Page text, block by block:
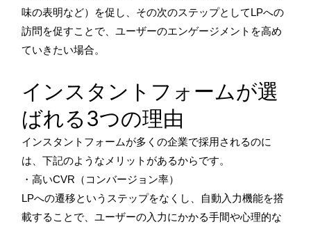
味の表明など）を促し、その次のステップとしてLPへの
訪問を促すことで、ユーザーのエンゲージメントを高め
ていきたい場合。
インスタントフォームが選
ばれる3つの理由
インスタントフォームが多くの企業で採用されるのに
は、下記のようなメリットがあるからです。
・高いCVR（コンバージョン率）
LPへの遷移というステップをなくし、自動入力機能を搭
載することで、ユーザーの入力にかかる手間や心理的な